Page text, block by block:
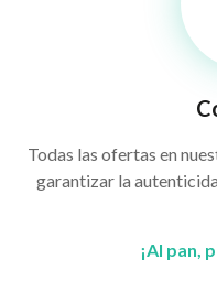
Todas las ofertas en
garantizar la
¡Al pan,